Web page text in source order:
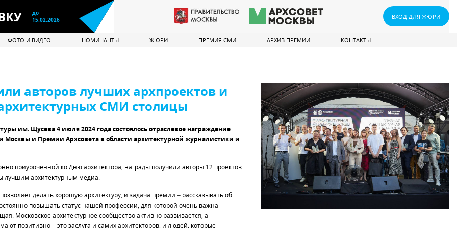
до
15.02.2026
ВХОД ДЛЯ ЖЮРИ
ФОТО И ВИДЕО НОМИНАНТЫ ЖЮРИ ПРЕМИЯ СМИ АРХИВ ПРЕМИИ КОНТАКТЫ
авторов лучших архпроектов и
СМИ столицы
им. Щусева 4 июля 2024 года состоялось отраслевое награждение
Москвы и Премии Архсовета в области архитектурной журналистики и
приуроченной ко Дню архитектора, награды получили авторы 12 проектов.
лучшим архитектурным медиа.
делать хорошую архитектуру, и задача премии – рассказывать об
повышать статус нашей профессии, для которой очень важна
Московское архитектурное сообщество активно развивается, а
позитивно – это заслуга и самих архитекторов, и людей, которые